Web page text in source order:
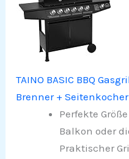
TAINO BASIC BBQ
Brenner + Seitenkocher
Perfekte
Balkon oder
Praktischer